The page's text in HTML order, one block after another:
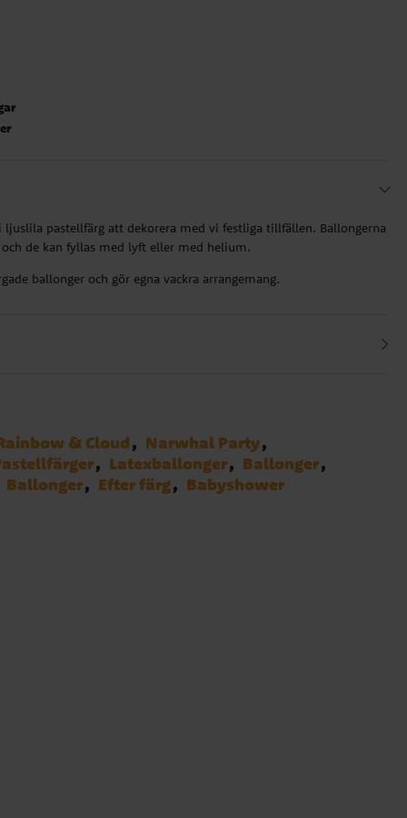
ljuslila pastellfärg att dekorera med vi festliga tillfällen. Ballongerna
de kan fyllas med lyft eller med helium.
ballonger och gör egna vackra arrangemang.
& Cloud
Narwhal Party
Latexballonger
Ballonger
Ballonger
Efter färg Babyshower